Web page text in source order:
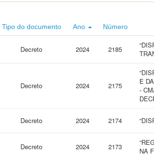
Tipo do documento Ano Número
Decreto 2024 2185
Decreto 2024 2175
E
-
Decreto 2024 2174
Decreto 2024 2173
NA